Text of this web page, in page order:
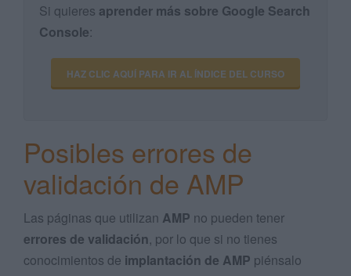
Si quieres aprender más sobre Google Search
Console:
HAZ CLIC AQUÍ PARA IR AL ÍNDICE DEL CURSO
Posibles errores de
validación de AMP
Las páginas que utilizan AMP no pueden tener
errores de validación, por lo que si no tienes
conocimientos de implantación de AMP piénsalo